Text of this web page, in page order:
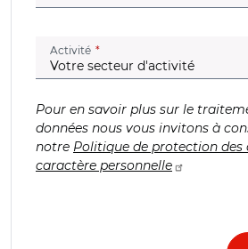
Activité (champ obligatoire)
Pour en savoir plus sur le
données nous vous invitons à
notre Politique de protection des
caractère personnelle